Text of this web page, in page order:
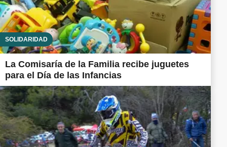
SOLIDARIDAD
La Comisaría de la Familia recibe juguetes
para el Día de las Infancias